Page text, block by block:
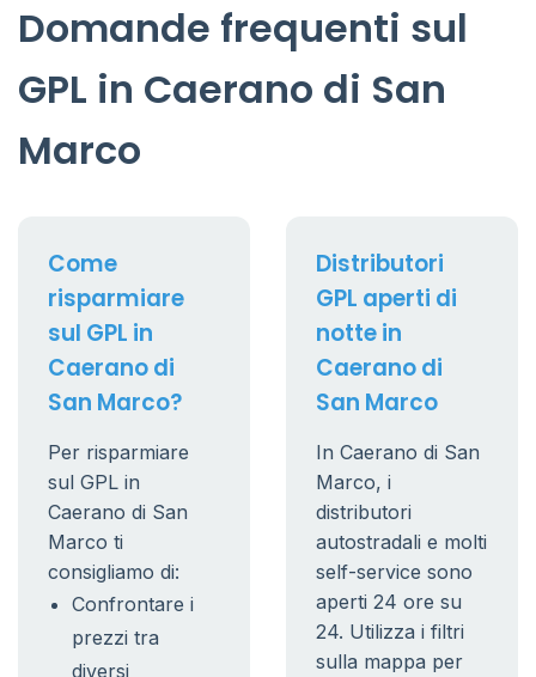
Domande frequenti sul
GPL in Caerano di San
Marco
Come
risparmiare
sul GPL in
Caerano di
San Marco?
Per risparmiare
sul GPL in
Caerano di San
Marco ti
consigliamo di:
Confrontare i
prezzi tra
diversi
Distributori
GPL aperti di
notte in
Caerano di
San Marco
In Caerano di San
Marco, i
distributori
autostradali e molti
self-service sono
aperti 24 ore su
24. Utilizza i filtri
sulla mappa per